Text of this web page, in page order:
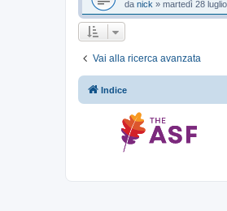
da nick » martedì 28
Vai alla ricerca avanzata
Indice